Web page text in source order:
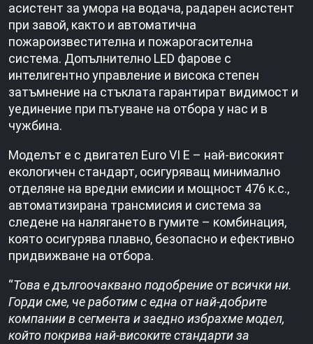
асистент за умора на водача, радарен асистент
при завой, както и автоматична
пожароизвестителна и пожарогасителна
система. Допълнително LED фарове с
интелигентно управление и висока степен
затъмнение на стъклата гарантират видимост и
уединение при пътуване на отбора у нас и в
чужбина.
Моделът е с двигател Euro VI E – най-високият
екологичен стандарт, осигуряващ минимално
отделяне на вредни емисии и мощност 476 к.с.,
автоматизирана трансмисия и система за
следене на налягането в гумите – комбинация,
която осигурява плавно, безопасно и ефективно
придвижване на отбора.
“Това е дългоочаквано подобрение от всички ни.
Горди сме, че работим с една от най-добрите
компании в сегмента и заедно избрахме модел,
който покрива най-високите стандарти за